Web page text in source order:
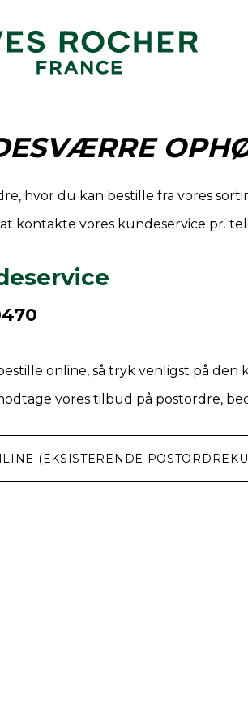
hvor du kan bestille fra vores
kontakte vores kundeservice pr.
online, så tryk venligst på den
vores tilbud på postordre,
(EKSISTERENDE